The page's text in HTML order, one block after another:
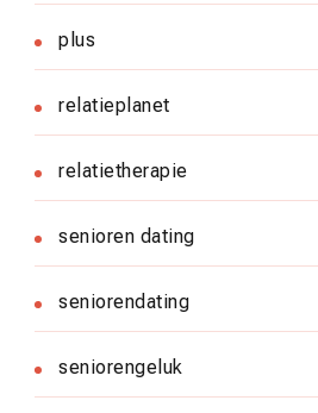
plus
relatieplanet
relatietherapie
senioren dating
seniorendating
seniorengeluk